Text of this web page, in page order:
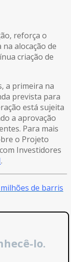
reforça o
alocação de
criação de
a primeira na
prevista para
está sujeita
a aprovação
Para mais
o Projeto
Investidores
.
de barris
lo.